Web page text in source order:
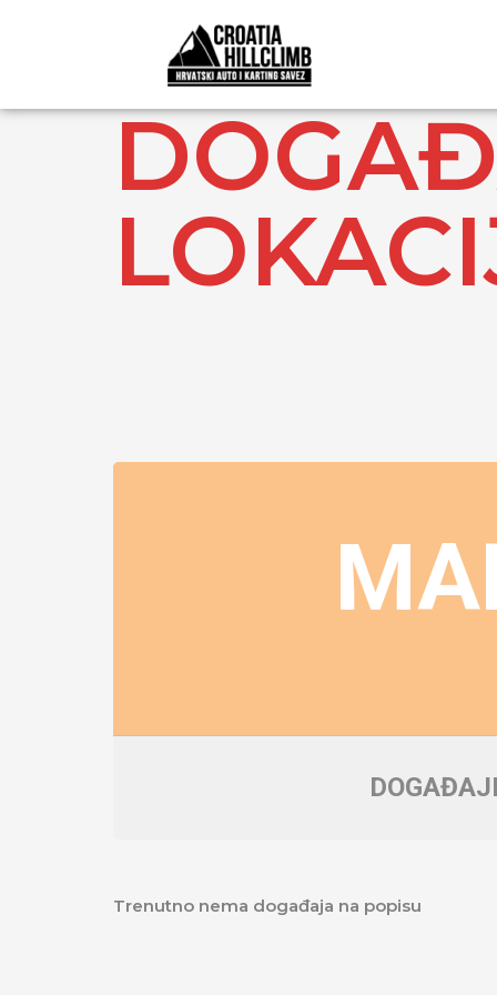
Trenutno nema događaja na popisu